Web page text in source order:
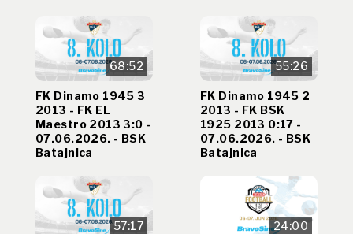
68:52
FK Dinamo 1945 3
2013 - FK EL
Maestro 2013 3:0 -
07.06.2026. - BSK
Batajnica
55:26
FK Dinamo 1945 2
2013 - FK BSK
1925 2013 0:17 -
07.06.2026. - BSK
Batajnica
57:17 24:00